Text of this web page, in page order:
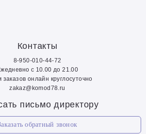
Контакты
8-950-010-44-72
с 10.00 до 21.00
заказов онлайн круглосуточно
zakaz@komod78.ru
письмо директору
обратный звонок